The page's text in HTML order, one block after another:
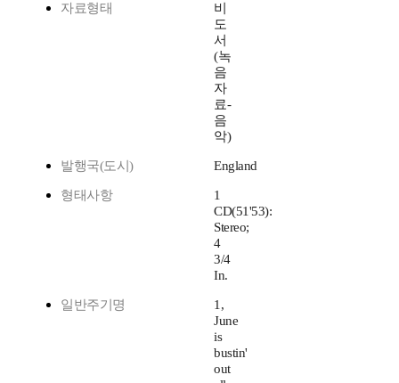
자료형태
비
도
서
(녹
음
자
료-
음
악)
발행국(도시) England
형태사항
1
CD(51'53):
Stereo;
4
3/4
In.
일반주기명
1,
June
is
bustin'
out